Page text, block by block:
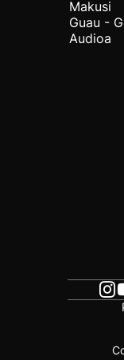
Makusi
Guau -
Audioa